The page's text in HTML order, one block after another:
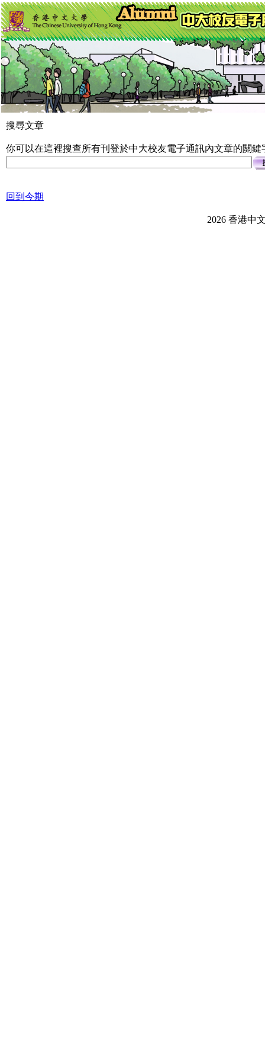
搜尋文章
你可以在這裡搜查所有刊登於中大校友電子通訊內文章的關
回到今期
2026 香港中